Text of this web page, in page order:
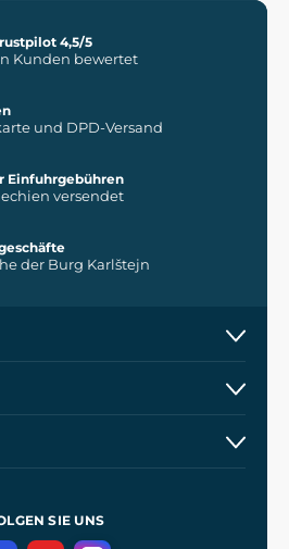
4,5/5
Kunden bewertet
und DPD-Versand
Einfuhrgebühren
versendet
der Burg Karlštejn
SIE UNS